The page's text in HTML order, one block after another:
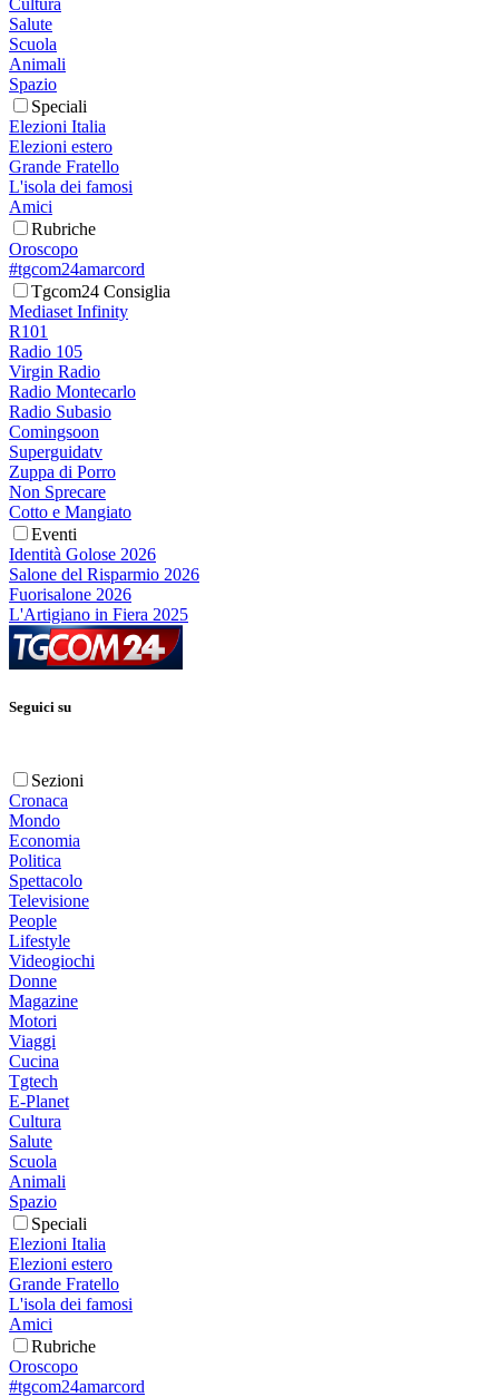
Cultura
Salute
Scuola
Animali
Spazio
Speciali
Elezioni Italia
Elezioni estero
Grande Fratello
L'isola dei famosi
Amici
Rubriche
Oroscopo
#tgcom24amarcord
Tgcom24 Consiglia
Mediaset Infinity
R101
Radio 105
Virgin Radio
Radio Montecarlo
Radio Subasio
Comingsoon
Superguidatv
Zuppa di Porro
Non Sprecare
Cotto e Mangiato
Eventi
Identità Golose 2026
Salone del Risparmio 2026
Fuorisalone 2026
L'Artigiano in Fiera 2025
Seguici su
Sezioni
Cronaca
Mondo
Economia
Politica
Spettacolo
Televisione
People
Lifestyle
Videogiochi
Donne
Magazine
Motori
Viaggi
Cucina
Tgtech
E-Planet
Cultura
Salute
Scuola
Animali
Spazio
Speciali
Elezioni Italia
Elezioni estero
Grande Fratello
L'isola dei famosi
Amici
Rubriche
Oroscopo
#tgcom24amarcord